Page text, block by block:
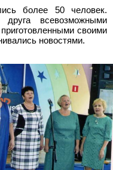
более 50 человек.
всевозможными
своими
новостями.